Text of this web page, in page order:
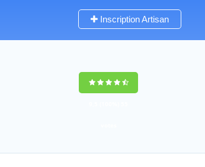
Inscription Artisan